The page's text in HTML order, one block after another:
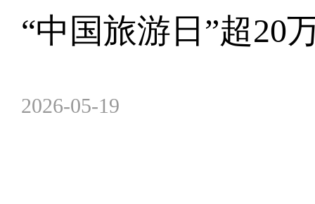
“中国旅游日”超20
2026-05-19